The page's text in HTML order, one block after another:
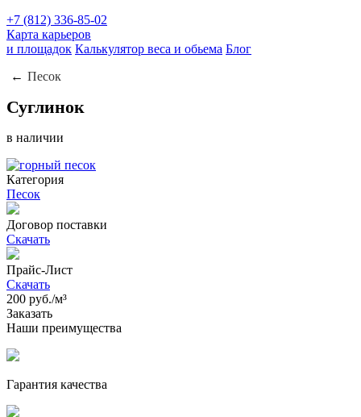
+7 (812) 336-85-02
Карта карьеров
и площадок Калькулятор веса и обьема Блог
Песок
Суглинок
в наличии
Категория
Песок
Договор поставки
Скачать
Прайс-Лист
Скачать
200 руб./м³
Заказать
Наши преимущества
Гарантия качества